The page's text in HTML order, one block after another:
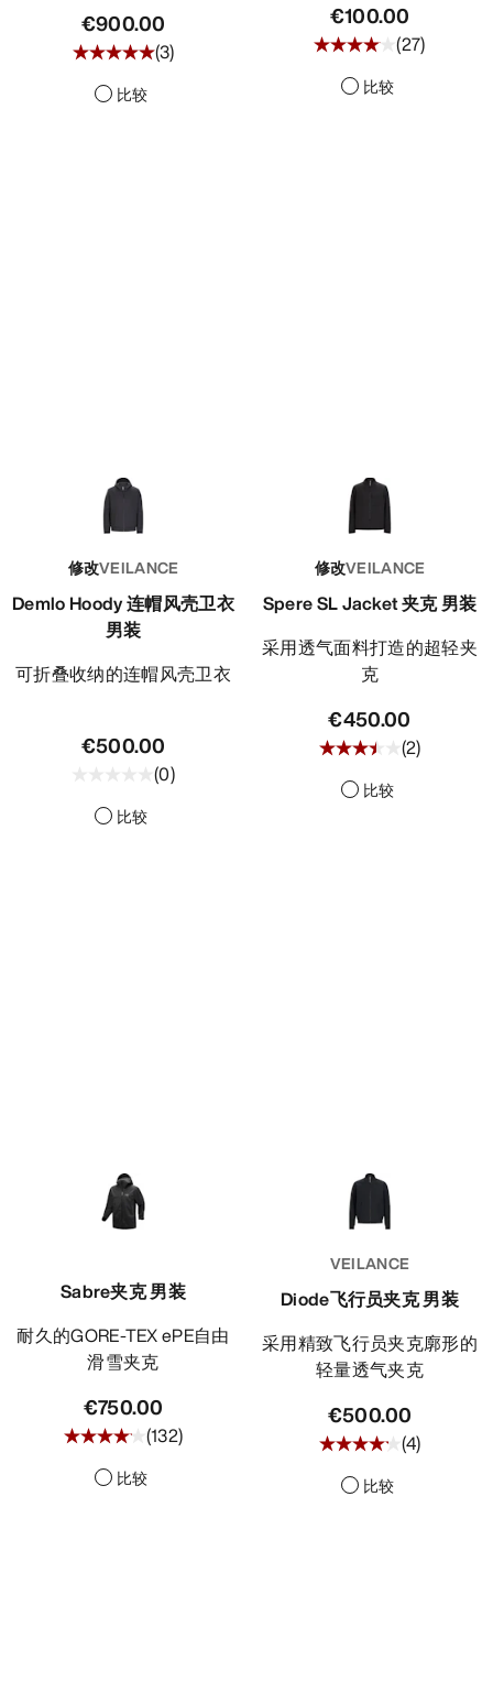
€900.00
(3)
比较
€100.00
(27)
比较
修改VEILANCE
Demlo Hoody 连帽风壳卫衣
男装
可折叠收纳的连帽风壳卫衣
€500.00
(0)
比较
修改VEILANCE
Spere SL Jacket 夹克 男装
采用透气面料打造的超轻夹
克
€450.00
(2)
比较
Sabre夹克 男装
耐久的GORE-TEX ePE自由
滑雪夹克
€750.00
(132)
比较
VEILANCE
Diode飞行员夹克 男装
采用精致飞行员夹克廓形的
轻量透气夹克
€500.00
(4)
比较